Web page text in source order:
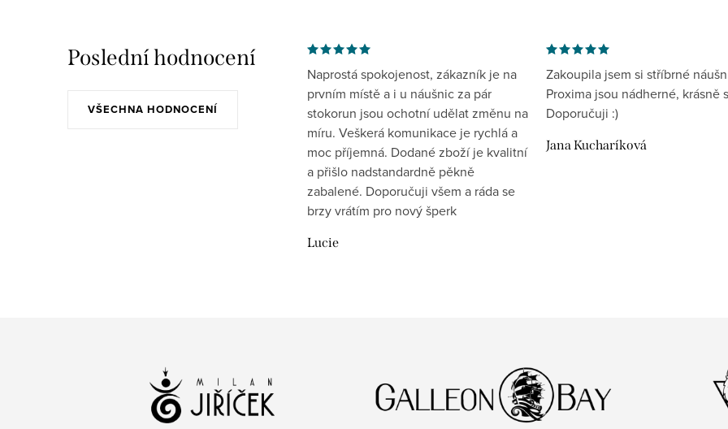
Poslední hodnocení
VŠECHNA HODNOCENÍ
Naprostá spokojenost, zákazník je na
prvním místě a i u náušnic za pár
stokorun jsou ochotní udělat změnu na
míru. Veškerá komunikace je rychlá a
moc příjemná. Dodané zboží je kvalitní
a přišlo nadstandardně pěkně
zabalené. Doporučuji všem a ráda se
brzy vrátím pro nový šperk
Lucie
Zakoupila jsem si stříbrné
Proxima jsou nádherné, krásně
Doporučuji :)
Jana Kucharíková